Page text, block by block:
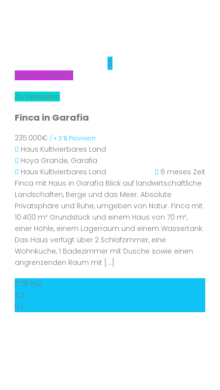
Neu zum Verkauf
Zu Verkaufen
Finca in Garafia
235.000€ / + 3 % Provision
Haus Kultivierbares Land
Hoya Grande, Garafia
Haus Kultivierbares Land
6 meses Zeit
Finca mit Haus in Garafía Blick auf landwirtschaftliche
Landschaften, Berge und das Meer. Absolute
Privatsphäre und Ruhe, umgeben von Natur. Finca mit
10.400 m² Grundstück und einem Haus von 70 m²,
einer Höhle, einem Lagerraum und einem Wassertank.
Das Haus verfügt über 2 Schlafzimmer, eine
Wohnküche, 1 Badezimmer mit Dusche sowie einen
angrenzenden Raum mit […]
70 m2
2
1